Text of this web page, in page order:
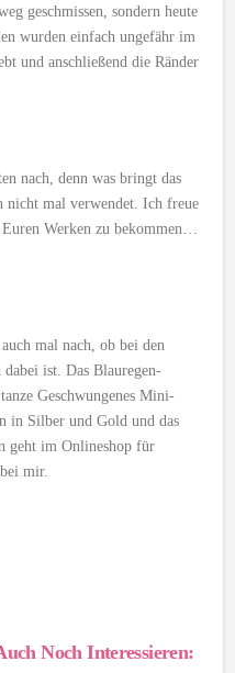
geschmissen, sondern heute
wurden einfach ungefähr im
und anschließend die Ränder
nach, denn was bringt das
nicht mal verwendet. Ich freue
Werken zu bekommen…
mal nach, ob bei den
ist. Das Blauregen-
Geschwungenes Mini-
in Silber und Gold und das
geht im Onlineshop für
mir.
Noch Interessieren: